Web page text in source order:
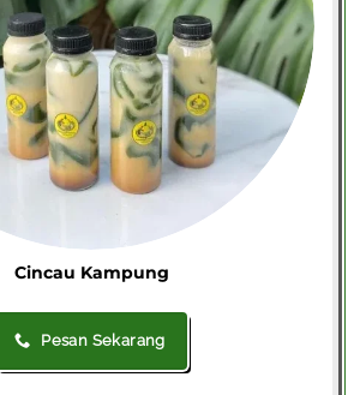
Cincau Kampung
Pesan Sekarang